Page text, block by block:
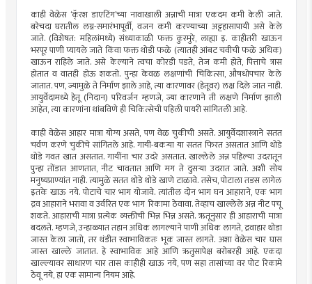
काही वेळेस ‘कॅ्रश डाएटिंग’च्या नावाखाली अन्नाची मात्रा एकदम कमी केली जाते.
बरेचदा घरातील लग्न-समारंभापूर्वी, वजन कमी करण्याच्या अट्टहासापायी असे केले
जाते. (विशेषत: महिलांमध्ये) संध्याकाळी फक्त कुरमुरे, लाह्या इ. काहीतरी खाऊन
भरपूर पाणी प्यायले जाते किंवा फक्त थोडी फळे (त्यातही आंबट चवीची फळे अधिक)
खाऊन राहिले जाते. असे केल्याने त्वचा कोरडी पडते, तेज कमी होते, पित्ताचे त्रास
होतात व वातही होऊ शकतो. पुन्हा केवळ लक्षणांची चिकित्सा, औषधोपचार केले
जातात. पण, ज्यामुळे ते निर्माण झाले आहे, त्या कारणावर (हेतूवर) लक्ष दिले जात नाही.
आयुर्वेदामध्ये हेतू (निदान) परिवर्जन म्हणजे, ज्या कारणाने ती लक्षणे निर्माण झाली
आहेत, त्या कारणांना थांबविणे ही चिकित्सेची पहिली पायरी सांगितली आहे.
काही वेळेस आहार मात्रा योग्य असते, पण वेळ चुकीची असते. आयुर्वेदशास्त्राने सतत
चर्वण करणे चुकीचे सांगितले आहे. गायी-बकर्‍या या सतत फिरत असतात आणि थोडे
थोडे गवत खात असतात. गायींना चार उदरे असतात. खाल्लेले अन्न पहिल्या उदरातून
पुन्हा तोंडात आणतात, नीट चावतात आणि मग ते दुसर्‍या उदरात जाते. अशी सोय
मनुष्यप्राण्यांत नाही. त्यामुळे सतत थोडे थोडे खाणे टाळावे. तसेच, पोटाला तडस लागेल
इतके खाऊ नये. पोटाचे चार भाग योजावे. त्यांतील दोन भाग घन आहाराने, एक भाग
द्रव आहाराने भरावा व उर्वरित एक भाग रिकामा ठेवावा. तेव्हाच खाल्लेले अन्न नीट पचू
शकते. आहाराची मात्रा प्रत्येक व्यक्तीची भिन्न भिन्न असते. ऋतूनुसार ही आहाराची मात्रा
बदलते. म्हणजे, उन्हाळ्यात तहान अधिक लागल्याने पाणी अधिक लागते, द्रवाहार थोडा
जास्त केला जातो, तर थंडीत स्वाभाविकतः भूक जास्त लागते. अशा वेळेस चार घास
जास्त खाल्ले जातात. हे स्वाभाविक आहे आणि ऋतुसापेक्ष बरोबरही आहे. एकदा
खाल्ल्यावर साधारण चार तास काहीही खाऊ नये, पण सहा तासांच्या वर पोट रिकामे
ठेवू नये, हा एक सामान्य नियम आहे.